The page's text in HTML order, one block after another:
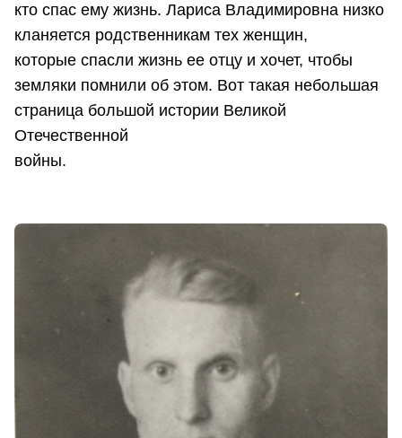
кто спас ему жизнь. Лариса Владимировна низко
кланяется родственникам тех женщин,
которые спасли жизнь ее отцу и хочет, чтобы
земляки помнили об этом. Вот такая небольшая
страница большой истории Великой
Отечественной
войны.